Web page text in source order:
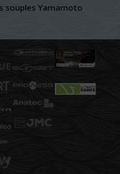
souples Yamamoto